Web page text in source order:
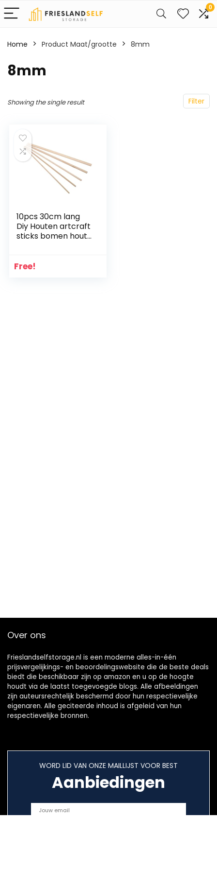
0
Home Product Maat/grootte 8mm
8mm
Filter
Showing the single result
10pcs 30cm lang
Diy Houten artcraft
sticks bomen hout
(Specification :
Free!
Over ons
Frieslandselfstorage.nl is een moderne alles-in-één
prijsvergelijkings- en beoordelingswebsite die de beste deals
biedt die beschikbaar zijn op amazon en u op de hoogte
houdt via de laatst toegevoegde blogs. Alle afbeeldingen
zijn auteursrechtelijk beschermd door hun respectievelijke
eigenaren. Alle geciteerde inhoud is afgeleid van hun
respectievelijke bronnen.
WORD LID VAN ONZE MAILLIJST VOOR BEST
Aanbiedingen